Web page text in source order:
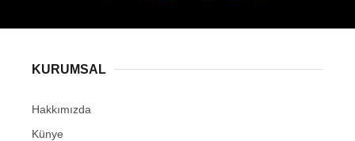
KURUMSAL
Hakkımızda
Künye